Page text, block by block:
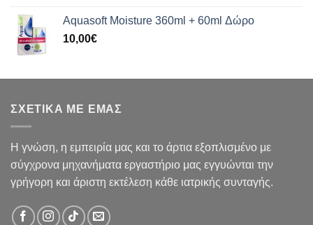
Aquasoft Moisture 360ml + 60ml Δώρο
10,00€
ΣΧΕΤΙΚΑ ΜΕ ΕΜΑΣ
Η γνώση, η εμπειρία μας και το άρτια εξοπλισμένο με
σύγχρονα μηχανήματα εργαστήριο μας εγγυώνται την
γρήγορη και άριστη εκτέλεση κάθε ιατρικής συνταγής.